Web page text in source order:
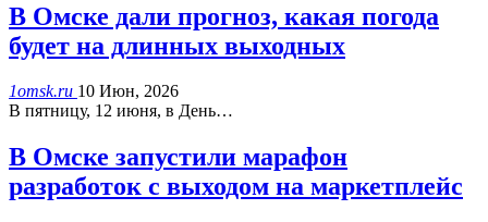
В Омске дали прогноз, какая погода
будет на длинных выходных
1omsk.ru 10 Июн, 2026
В пятницу, 12 июня, в День…
В Омске запустили марафон
разработок с выходом на маркетплейс